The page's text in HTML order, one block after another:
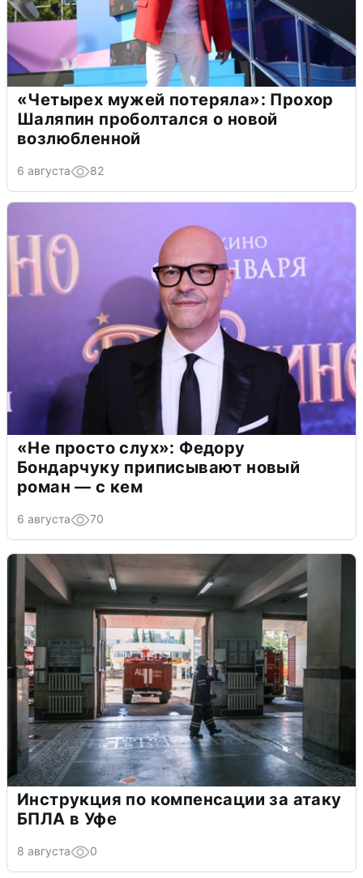
«Четырех мужей потеряла»: Прохор
Шаляпин проболтался о новой
возлюбленной
6 августа 82
«Не просто слух»: Федору
Бондарчуку приписывают новый
роман — с кем
6 августа 70
Инструкция по компенсации за атаку
БПЛА в Уфе
8 августа 0